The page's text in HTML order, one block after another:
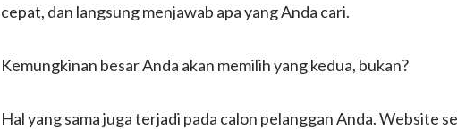
cepat, dan langsung menjawab apa yang Anda cari.
Kemungkinan besar Anda akan memilih yang kedua, bukan?
Hal yang sama juga terjadi pada calon pelanggan Anda. Website